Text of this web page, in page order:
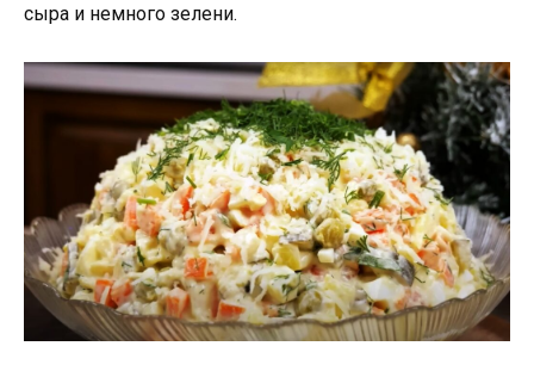
сыра и немного зелени.